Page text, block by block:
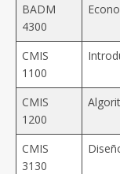
BADM
4300
CMIS
1100
CMIS
1200
CMIS
3130